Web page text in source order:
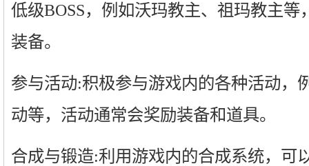
低级BOSS，例如沃玛教主、祖玛教主
装备。
参与活动:积极参与游戏内的各种活动，
动等，活动通常会奖励装备和道具。
合成与锻造:利用游戏内的合成系统，可